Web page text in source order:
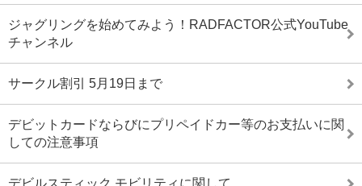
ジャグリングを始めてみよう！RADFACTOR公式YouTube
チャンネル
サークル割引 5月19日まで
デビットカードならびにプリペイドカー等のお支払いに関
しての注意事項